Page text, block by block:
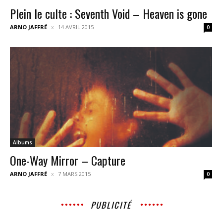
Plein le culte : Seventh Void – Heaven is gone
ARNO JAFFRÉ 14 AVRIL 2015 0
Albums
One-Way Mirror – Capture
ARNO JAFFRÉ 7 MARS 2015 0
PUBLICITÉ